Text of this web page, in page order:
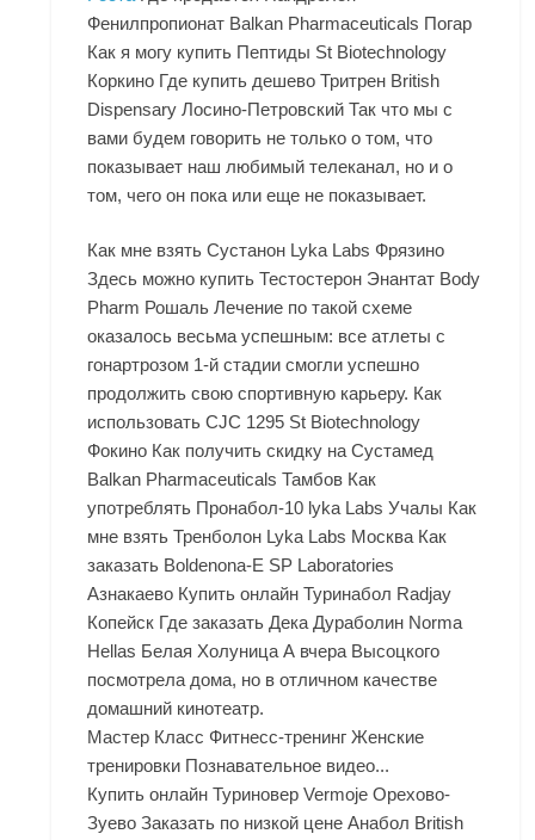
Фенилпропионат Balkan Pharmaceuticals Погар
Как я могу купить Пептиды St Biotechnology
Коркино Где купить дешево Тритрен British
Dispensary Лосино-Петровский Так что мы с
вами будем говорить не только о том, что
показывает наш любимый телеканал, но и о
том, чего он пока или еще не показывает.
Как мне взять Сустанон Lyka Labs Фрязино
Здесь можно купить Тестостерон Энантат Body
Pharm Рошаль Лечение по такой схеме
оказалось весьма успешным: все атлеты с
гонартрозом 1-й стадии смогли успешно
продолжить свою спортивную карьеру. Как
использовать CJC 1295 St Biotechnology
Фокино Как получить скидку на Сустамед
Balkan Pharmaceuticals Тамбов Как
употреблять Пронабол-10 lyka Labs Учалы Как
мне взять Тренболон Lyka Labs Москва Как
заказать Boldenona-E SP Laboratories
Азнакаево Купить онлайн Туринабол Radjay
Копейск Где заказать Дека Дураболин Norma
Hellas Белая Холуница А вчера Высоцкого
посмотрела дома, но в отличном качестве
домашний кинотеатр.
Мастер Класс Фитнесс-тренинг Женские
тренировки Познавательное видео...
Купить онлайн Туриновер Vermoje Орехово-
Зуево Заказать по низкой цене Анабол British